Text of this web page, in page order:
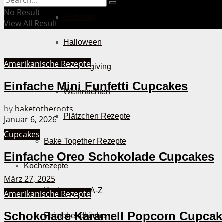
Halloween
Thanksgiving
Weihnachten
Plätzchen Rezepte
Bake Together Rezepte
Kochrezepte
Kochrezepte A-Z
Feierabendküche
No Result
View All Result
Amerikanische Rezepte
Einfache Mini Funfetti Cupcakes
by baketotheroots
Januar 6, 2026
Cupcakes
Einfache Oreo Schokolade Cupcakes
März 27, 2025
Amerikanische Rezepte
Schokolade Karamell Popcorn